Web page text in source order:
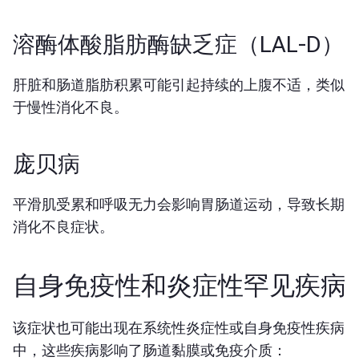
溶酶体酸脂肪酶缺乏症（LAL-D）
肝脏和肠道脂肪积累可能引起持续的上腹不适，类似
于慢性消化不良。
庞贝病
平滑肌受累和呼吸无力会影响胃肠道运动，导致长期
消化不良症状。
自身免疫性和炎症性罕见疾病
该症状也可能出现在系统性炎症性或自身免疫性疾病
中，这些疾病影响了肠道黏膜或免疫介质：